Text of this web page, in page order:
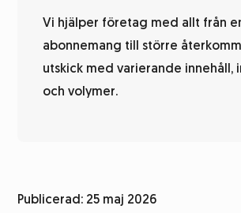
Vi hjälper företag med allt från
abonnemang till större
utskick med varierande innehåll,
och volymer.
Publicerad: 25 maj 2026